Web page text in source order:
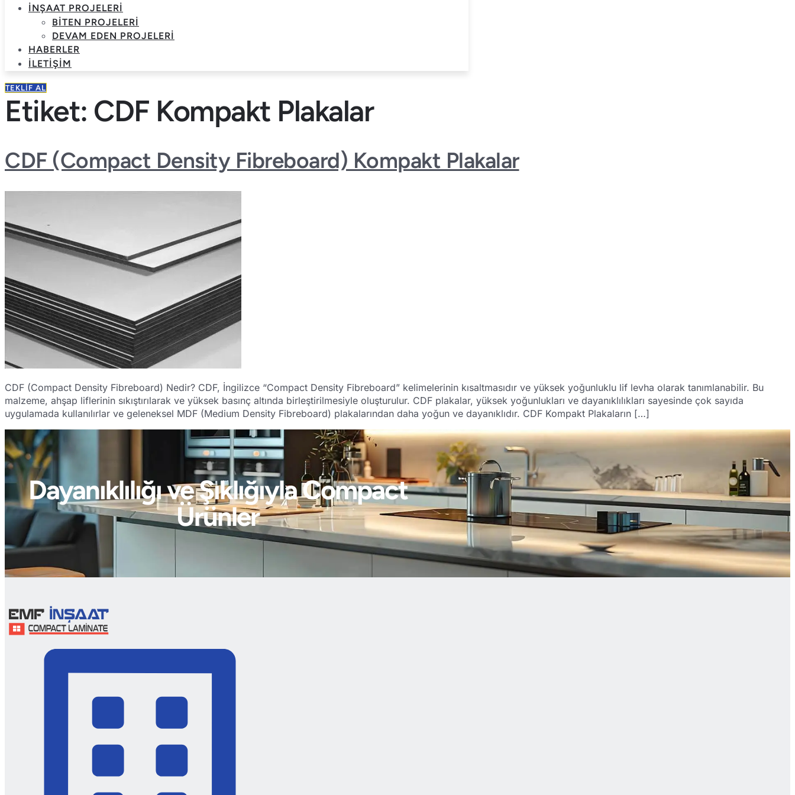
İNŞAAT PROJELERI
BITEN PROJELERI
DEVAM EDEN PROJELERI
HABERLER
İLETIŞIM
TEKLIF AL
Etiket: CDF Kompakt Plakalar
CDF (Compact Density Fibreboard) Kompakt Plakalar
CDF (Compact Density Fibreboard) Nedir? CDF, İngilizce “Compact Density Fibreboard” kelimelerinin kısaltmasıdır ve yüksek yoğunluklu lif levha olarak tanımlanabilir. Bu
malzeme, ahşap liflerinin sıkıştırılarak ve yüksek basınç altında birleştirilmesiyle oluşturulur. CDF plakalar, yüksek yoğunlukları ve dayanıklılıkları sayesinde çok sayıda
uygulamada kullanılırlar ve geleneksel MDF (Medium Density Fibreboard) plakalarından daha yoğun ve dayanıklıdır. CDF Kompakt Plakaların […]
Dayanıklılığı ve Şıklığıyla Compact
Ürünler